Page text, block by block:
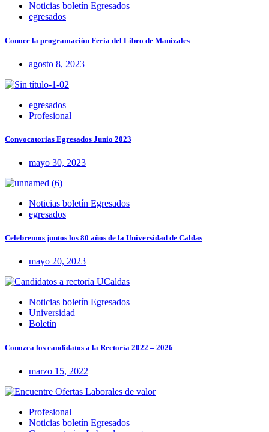
Noticias boletín Egresados
egresados
Conoce la programación Feria del Libro de Manizales
agosto 8, 2023
egresados
Profesional
Convocatorias Egresados Junio 2023
mayo 30, 2023
Noticias boletín Egresados
egresados
Celebremos juntos los 80 años de la Universidad de Caldas
mayo 20, 2023
Noticias boletín Egresados
Universidad
Boletín
Conozca los candidatos a la Rectoría 2022 – 2026
marzo 15, 2022
Profesional
Noticias boletín Egresados